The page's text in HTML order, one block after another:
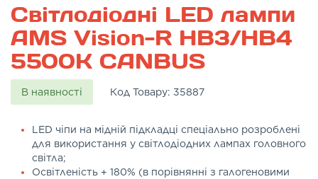
Світлодіодні LED лампи
AMS Vision-R HB3/HB4
5500K CANBUS
В наявності Код Товару: 35887
LED чіпи на мідній підкладці спеціально розроблені
для використання у світлодіодних лампах головного
світла;
Освітленість + 180% (в порівнянні з галогеновими